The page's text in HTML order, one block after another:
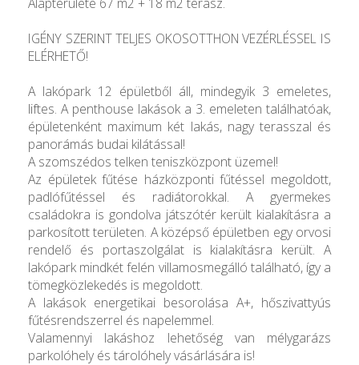
IGÉNY SZERINT TELJES OKOSOTTHON VEZÉRLÉSSEL IS
ELÉRHETŐ!
A lakópark 12 épületből áll, mindegyik 3 emeletes,
liftes. A penthouse lakások a 3. emeleten találhatóak,
épületenként maximum két lakás, nagy terasszal és
panorámás budai kilátással!
A szomszédos telken teniszközpont üzemel!
Az épületek fűtése házközponti fűtéssel megoldott,
padlófűtéssel és radiátorokkal. A gyermekes
családokra is gondolva játszótér került kialakításra a
parkosított területen. A középső épületben egy orvosi
rendelő és portaszolgálat is kialakításra került. A
lakópark mindkét felén villamosmegálló található, így a
tömegközlekedés is megoldott.
A lakások energetikai besorolása A+, hőszivattyús
fűtésrendszerrel és napelemmel.
Valamennyi lakáshoz lehetőség van mélygarázs
parkolóhely és tárolóhely vásárlására is!